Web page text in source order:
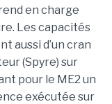
en charge
Les capacités
aussi d’un cran
(Spyre) sur
pour le ME2 un
exécutée sur